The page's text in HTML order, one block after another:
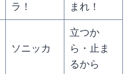
ラ！
まれ！
ソニッカ
立つか
ら・止ま
るから